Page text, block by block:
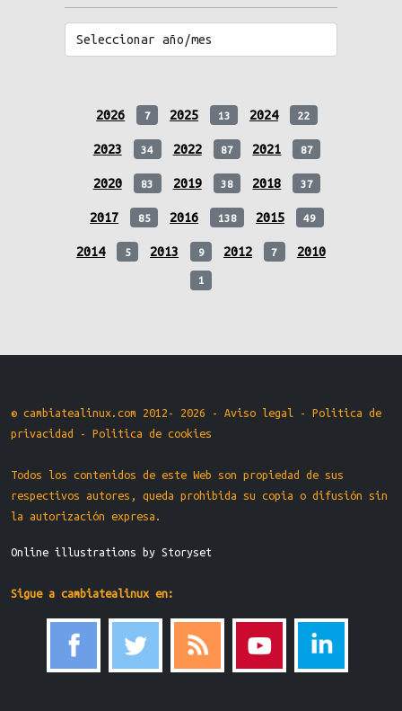
2026 7 2025 13 2024 22
2023 34 2022 87 2021 87
2020 83 2019 38 2018 37
2017 85 2016 138 2015 49
2014 5 2013 9 2012 7 2010
1
© cambiatealinux.com 2012- 2026 - Aviso legal - Politica de
privacidad - Politica de cookies
Todos los contenidos de este Web son propiedad de sus
respectivos autores, queda prohibida su copia o difusión sin
la autorización expresa.
Online illustrations by Storyset
Sigue a cambiatealinux en: